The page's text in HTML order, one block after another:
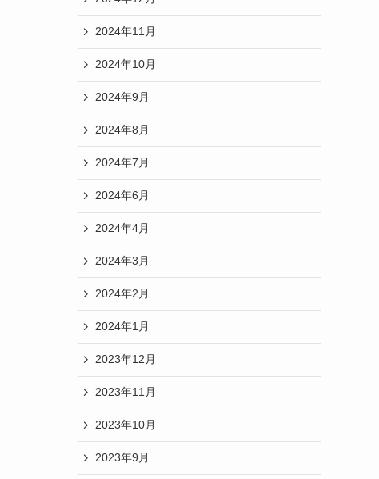
2024年11月
2024年10月
2024年9月
2024年8月
2024年7月
2024年6月
2024年4月
2024年3月
2024年2月
2024年1月
2023年12月
2023年11月
2023年10月
2023年9月